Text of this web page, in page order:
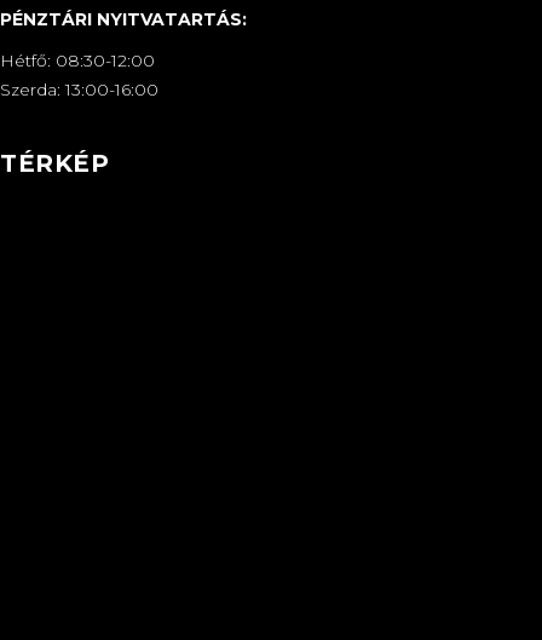
PÉNZTÁRI NYITVATARTÁS:
Hétfő: 08:30-12:00
Szerda: 13:00-16:00
TÉRKÉP